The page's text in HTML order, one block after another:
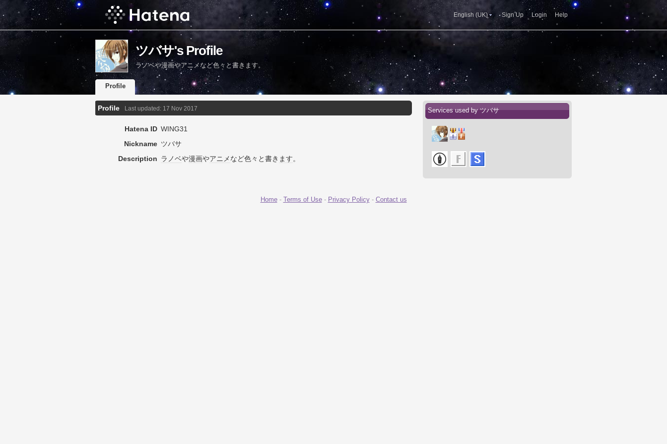
English (UK) Sign Up Login Help
ツバサ's Profile
ラノベや漫画やアニメなど色々と書きます。
Profile
Profile Last updated: 17 Nov 2017
Hatena ID WING31
Nickname ツバサ
Description ラノベや漫画やアニメなど色々と書き ます。
Services used by ツバサ
Home- Terms of Use- Privacy Policy- Contact us